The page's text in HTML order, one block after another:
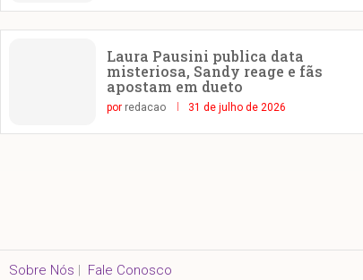
Laura Pausini publica data
misteriosa, Sandy reage e fãs
apostam em dueto
por redacao 31 de julho de 2026
Sobre Nós | Fale Conosco